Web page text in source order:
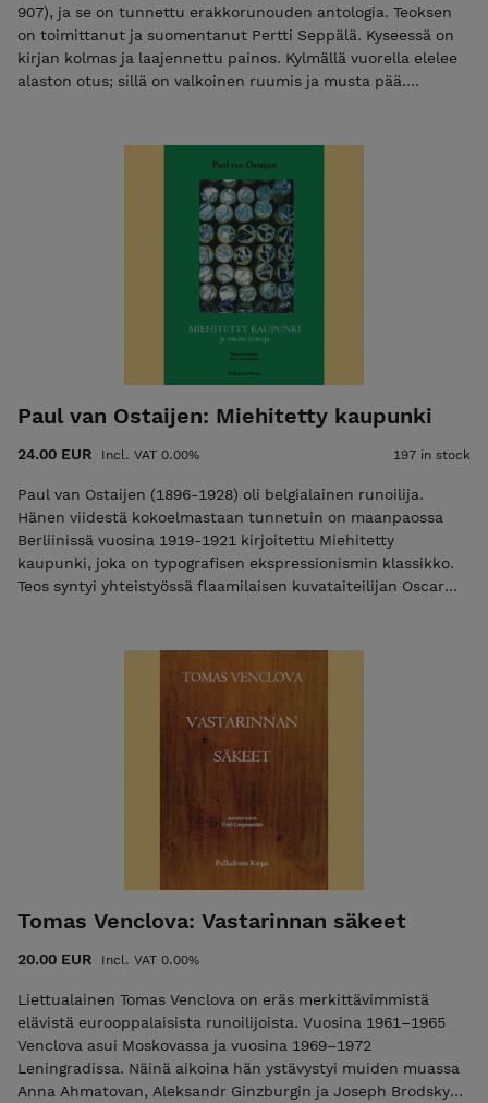
907), ja se on tunnettu erakkorunouden antologia. Teoksen
on toimittanut ja suomentanut Pertti Seppälä. Kyseessä on
kirjan kolmas ja laajennettu painos. Kylmällä vuorella elelee
alaston otus; sillä on valkoinen ruumis ja musta pää.
matkoillaan se ei kanna turhia vaatteita. Mutta kädessään
sillä on aina viisauden miekka valmiina halkaisemaan
Pertti Seppälä INFO: 168 sivua, kovakantinen, koko: 120 x 170
Paul van Ostaijen: Miehitetty kaupunki
24.00 EUR Incl. VAT 0.00% 197 in stock
Paul van Ostaijen (1896-1928) oli belgialainen runoilija.
Hänen viidestä kokoelmastaan tunnetuin on maanpaossa
Berliinissä vuosina 1919-1921 kirjoitettu Miehitetty
kaupunki, joka on typografisen ekspressionismin klassikko.
Teos syntyi yhteistyössä flaamilaisen kuvataiteilijan Oscar
julkaistut Ahdistuksen ja tuskan juhlat sekä "puhtaan
runouden" kokoelma Schmollin ensimmäinen kirja. Käsillä
laatinut kattavan osion huomautuksia sekä selventävät
jälkisanat. Paul van Ostaijen on edelleenkin erittäin
mitään kaihtamattoman imperialistisen ja kolonialistisen
politiikan oloissa eläville. Runokokoelma, 2025 SUOMENNOS:
Kari Aronpuro INFO: 320 sivua, kovakantinen, koko: A5 ISBN:
Tomas Venclova: Vastarinnan säkeet
20.00 EUR Incl. VAT 0.00%
Liettualainen Tomas Venclova on eräs merkittävimmistä
elävistä eurooppalaisista runoilijoista. Vuosina 1961–1965
Venclova asui Moskovassa ja vuosina 1969–1972
Leningradissa. Näinä aikoina hän ystävystyi muiden muassa
Anna Ahmatovan, Aleksandr Ginzburgin ja Joseph Brodskyn